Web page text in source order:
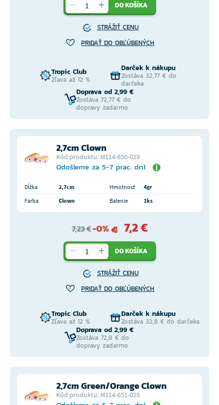
DO KOŠÍKA
STRÁŽIŤ CENU
PRIDAŤ DO OBĽÚBENÝCH
Tropic Club
Zľava až 12 %
Darček k nákupu
Zostáva 32,77 € do
darčeka
Doprava od 2,99 €
Zostáva 72,77 € do
dopravy zadarmo
2,7cm Clown
Kód produktu: M114-650-029
Odošleme za 5-7 prac. dní
Dĺžka 2,7cm Hmotnosť
4gr
Farba
Clown Balenie 1ks
7,23 €-0% 7,2 €
DO KOŠÍKA
STRÁŽIŤ CENU
PRIDAŤ DO OBĽÚBENÝCH
Tropic Club
Zľava až 12 %
Darček k nákupu
Zostáva 32,8 € do darčeka
Doprava od 2,99 €
Zostáva 72,8 € do
dopravy zadarmo
2,7cm Green/Orange Clown
Kód produktu: M114-651-029